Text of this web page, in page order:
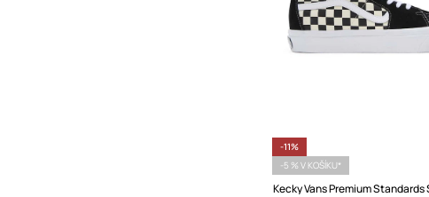
-11%
-5 % V KOŠÍKU*